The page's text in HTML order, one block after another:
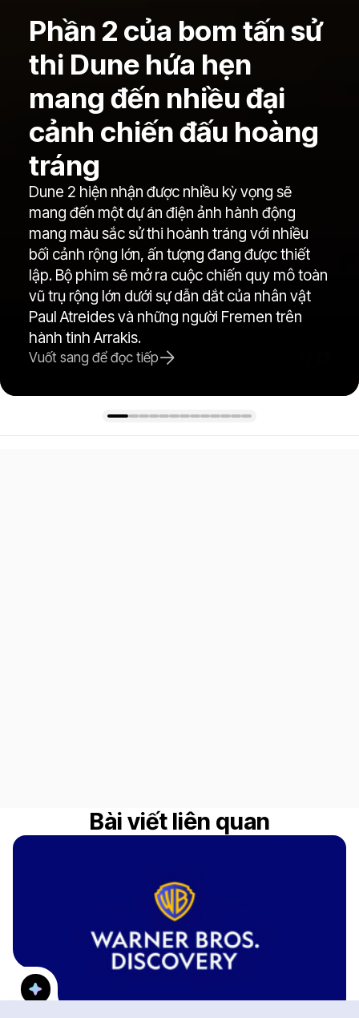
Phần 2 của bom tấn sử
thi Dune hứa hẹn
mang đến nhiều đại
cảnh chiến đấu hoàng
tráng
Dune 2 hiện nhận được nhiều kỳ vọng sẽ
mang đến một dự án điện ảnh hành động
mang màu sắc sử thi hoành tráng với nhiều
bối cảnh rộng lớn, ấn tượng đang được thiết
lập. Bộ phim sẽ mở ra cuộc chiến quy mô toàn
vũ trụ rộng lớn dưới sự dẫn dắt của nhân vật
Paul Atreides và những người Fremen trên
hành tinh Arrakis.
Vuốt sang để đọc tiếp
Bài viết liên quan